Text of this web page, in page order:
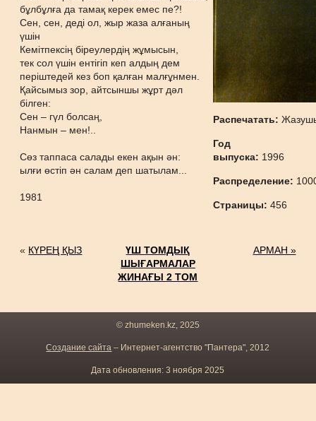
бұлбұлға да тамақ керек емес пе?!
Сен, сен, деді ол, жыр жаза алғаның
үшін
Кемітпексің біреулердің жұмысын,
тек сол үшін ентігіп кеп алдың дем
періштедей кез боп қалған малғұнмен.
Қайсымыз зор, айтсыншы жұрт дәл
білген:
Сен – гүл болсаң,
Нанмын – мен!..
Сөз таппаса салады екен ақын ән:
ылғи өстіп ән салам деп шатылам...
1981
Распечатать:
Год
выпуска: 1996
Распределение:
Страницы:456
« КҮРЕҢ ҚЫЗ
ҮШ ТОМДЫҚ
ШЫҒАРМАЛАР
ЖИНАҒЫ 2 ТОМ
АРМАН »
© zhumeken.kz, 2025
Создание сайта – Интернет-агентство "Пантера", 2012
Дата обновления: 3 ноября 2025